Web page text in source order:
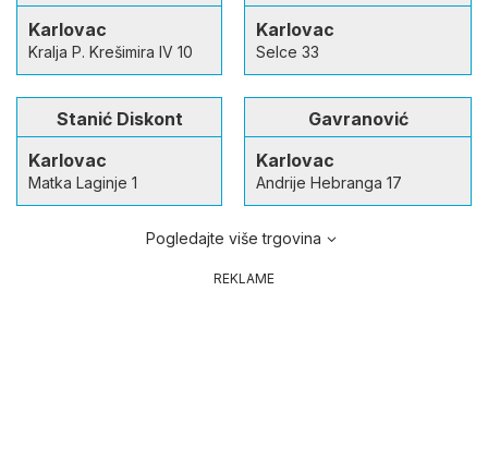
Karlovac
Kralja P. Krešimira IV 10
Karlovac
Selce 33
Stanić Diskont
Karlovac
Matka Laginje 1
Gavranović
Karlovac
Andrije Hebranga 17
Pogledajte više trgovina
REKLAME